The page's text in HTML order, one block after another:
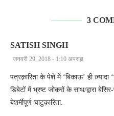
3
SATISH SINGH
जनवरी 29, 2018 - 1:10 अपराह्न
पत्रक़ारिता के पेशे में ‘बिकाऊ’ ही
डिबेटों में भ्रष्ट जोकरों के साथ/द्वारा
बेशर्मीपूर्ण चाटुक़ारिता.